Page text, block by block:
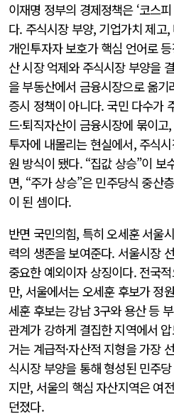
이재명 정부의 경제정책은 ‘코스
다. 주식시장 부양, 기업가치 제고
개인투자자 보호가 핵심 언어로
산 시장 억제와 주식시장 부양을
을 부동산에서 금융시장으로 옮
증시 정책이 아니다. 국민 다수가
드·퇴직자산이 금융시장에 묶이
투자에 내몰리는 현실에서, 주식
원 방식이 됐다. “집값 상승”이 보
면, “주가 상승”은 민주당식 중산
이 된 셈이다.
반면 국민의힘, 특히 오세훈 서울
력의 생존을 보여준다. 서울시장
중요한 예외이자 상징이다. 전국
만, 서울에서는 오세훈 후보가 정
세훈 후보는 강남 3구와 용산 등
관계가 강하게 결집한 지역에서
거는 계급적·자산적 지형을 가장
식시장 부양을 통해 형성된 민주
지만, 서울의 핵심 자산지역은 여
던졌다.